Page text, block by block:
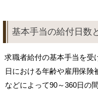
基本手当の給付日数
求職者給付の基本手当を受
日における年齢や雇用保険
などによって90～360日の